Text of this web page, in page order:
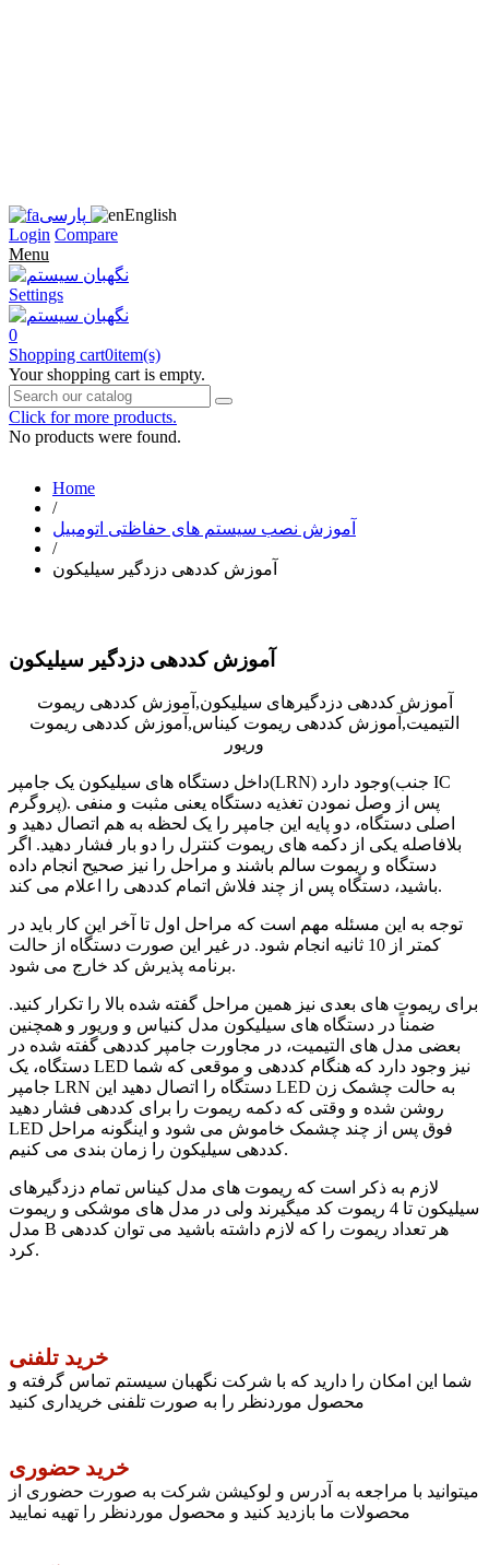
پارسی
English
Login Compare
Menu
Settings
0
Shopping cart0item(s)
Your shopping cart is empty.
Click for more products.
No products were found.
Home
/
آموزش نصب سیستم های حفاظتی اتومبیل
/
آموزش کددهی دزدگیر سیلیکون
آموزش کددهی دزدگیر سیلیکون
آموزش کددهی دزدگیرهای سیلیکون,آموزش کددهی ریموت
التیمیت,آموزش کددهی ریموت کیناس,آموزش کددهی ریموت
وریور
داخل دستگاه های سیلیکون یک جامپر(LRN) وجود دارد(جنب IC
پروگرم). پس از وصل نمودن تغذیه دستگاه یعنی مثبت و منفی
اصلی دستگاه، دو پایه این جامپر را یک لحظه به هم اتصال دهید و
بلافاصله یکی از دکمه های ریموت کنترل را دو بار فشار دهید. اگر
دستگاه و ریموت سالم باشند و مراحل را نیز صحیح انجام داده
باشید، دستگاه پس از چند فلاش اتمام کددهی را اعلام می کند.
توجه به این مسئله مهم است که مراحل اول تا آخر این کار باید در
کمتر از 10 ثانیه انجام شود. در غیر این صورت دستگاه از حالت
برنامه پذیرش کد خارج می شود.
برای ریموت های بعدی نیز همین مراحل گفته شده بالا را تکرار کنید.
ضمناً در دستگاه های سیلیکون مدل کنیاس و وریور و همچنین
بعضی مدل های التیمیت، در مجاورت جامپر کددهی گفته شده در
دستگاه، یک LED نیز وجود دارد که هنگام کددهی و موقعی که شما
جامپر LRN دستگاه را اتصال دهید این LED به حالت چشمک زن
روشن شده و وقتی که دکمه ریموت را برای کددهی فشار دهید
LED فوق پس از چند چشمک خاموش می شود و اینگونه مراحل
کددهی سیلیکون را زمان بندی می کنیم.
لازم به ذکر است که ریموت های مدل کیناس تمام دزدگیرهای
سیلیکون تا 4 ریموت کد میگیرند ولی در مدل های موشکی و ریموت
مدل B هر تعداد ریموت را که لازم داشته باشید می توان کددهی
کرد.
خرید تلفنی
شما این امکان را دارید که با شرکت نگهبان سیستم تماس گرفته و
محصول موردنظر را به صورت تلفنی خریداری کنید
خرید حضوری
میتوانید با مراجعه به آدرس و لوکیشن شرکت به صورت حضوری از
محصولات ما بازدید کنید و محصول موردنظر را تهیه نمایید